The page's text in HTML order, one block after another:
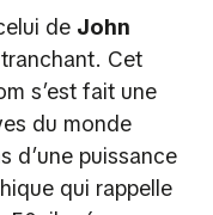
de John
Cet
s’est fait une
du monde
d’une puissance
qui rappelle